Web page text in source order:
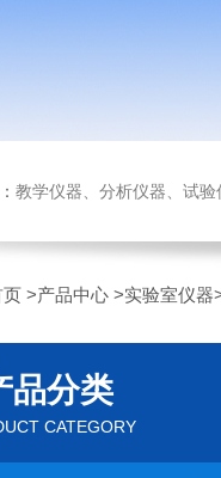
教学仪器、分析仪器、试验仪
页 >产品中心 >实验室仪器
品分类
CATEGORY